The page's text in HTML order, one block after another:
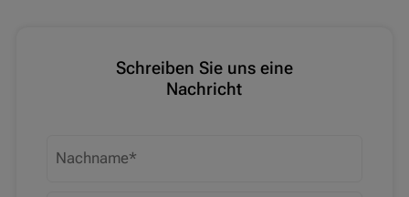
Schreiben Sie uns eine
Nachricht